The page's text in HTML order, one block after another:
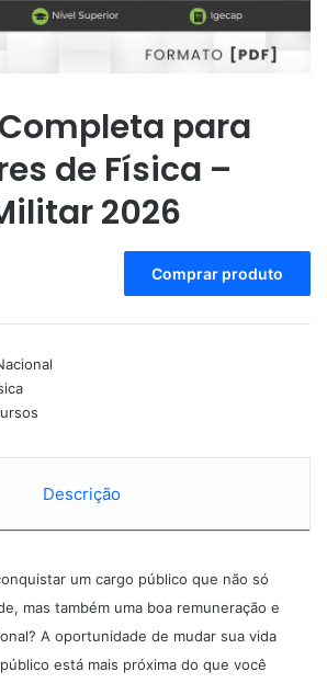
para
de Física –
2026
Comprar produto
Descrição
um cargo público que não só
mas também uma boa remuneração e
A oportunidade de mudar sua vida
está mais próxima do que você